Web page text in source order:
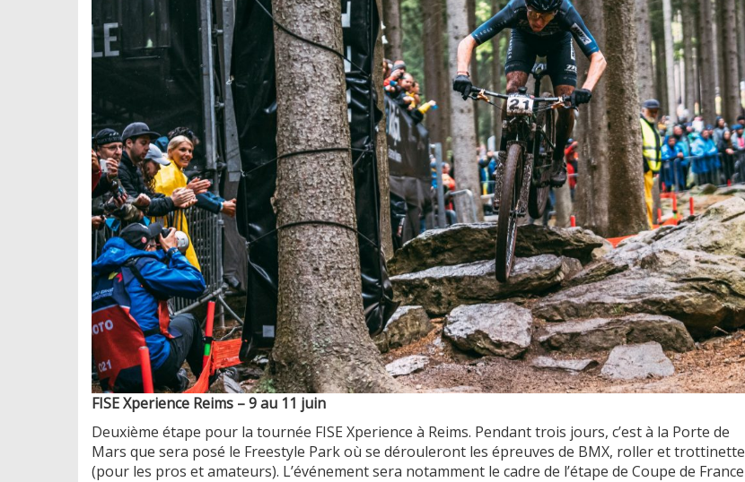
FISE Xperience Reims – 9 au 11 juin
Deuxième étape pour la tournée FISE Xperience à Reims. Pendant trois jours, c’est à la Porte de
Mars que sera posé le Freestyle Park où se dérouleront les épreuves de BMX, roller et trottinette
(pour les pros et amateurs). L’événement sera notamment le cadre de l’étape de Coupe de France